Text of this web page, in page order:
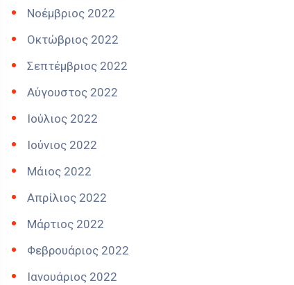
Νοέμβριος 2022
Οκτώβριος 2022
Σεπτέμβριος 2022
Αύγουστος 2022
Ιούλιος 2022
Ιούνιος 2022
Μάιος 2022
Απρίλιος 2022
Μάρτιος 2022
Φεβρουάριος 2022
Ιανουάριος 2022